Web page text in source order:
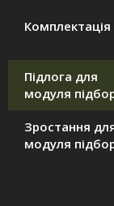
Комплектація
Підлога для
модуля
Зростання
модуля